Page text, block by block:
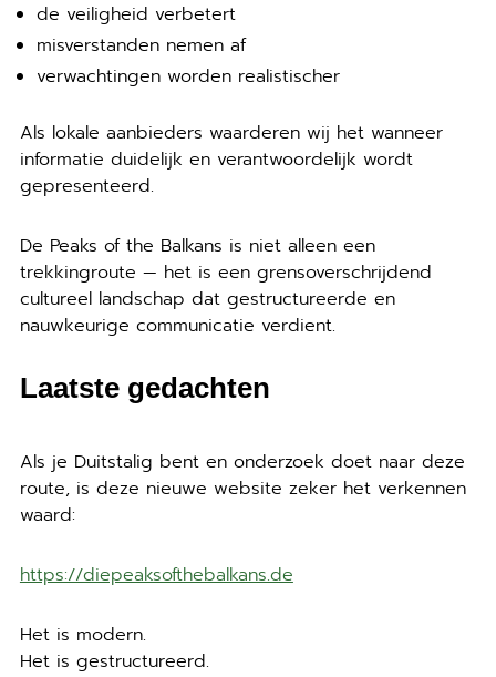
de veiligheid verbetert
misverstanden nemen af
verwachtingen worden realistischer
Als lokale aanbieders waarderen wij het wanneer
informatie duidelijk en verantwoordelijk wordt
gepresenteerd.
De Peaks of the Balkans is niet alleen een
trekkingroute — het is een grensoverschrijdend
cultureel landschap dat gestructureerde en
nauwkeurige communicatie verdient.
Laatste gedachten
Als je Duitstalig bent en onderzoek doet naar deze
route, is deze nieuwe website zeker het verkennen
waard:
https://diepeaksofthebalkans.de
Het is modern.
Het is gestructureerd.